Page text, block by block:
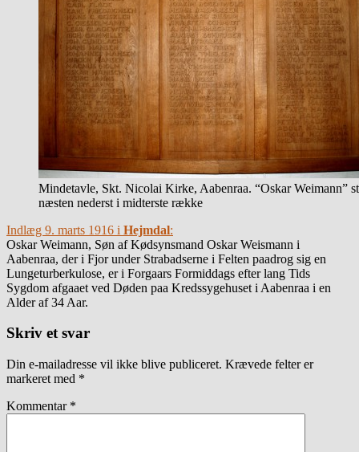
Mindetavle, Skt. Nicolai Kirke, Aabenraa. “Oskar Weimann”
næsten nederst i midterste række
Indlæg 9. marts 1916 i Hejmdal:
Oskar Weimann, Søn af Kødsynsmand Oskar Weismann i
Aabenraa, der i Fjor under Strabadserne i Felten paadrog sig en
Lungeturberkulose, er i Forgaars Formiddags efter lang Tids
Sygdom afgaaet ved Døden paa Kredssygehuset i Aabenraa i en
Alder af 34 Aar.
Skriv et svar
Din e-mailadresse vil ikke blive publiceret. Krævede felter er
markeret med *
Kommentar *